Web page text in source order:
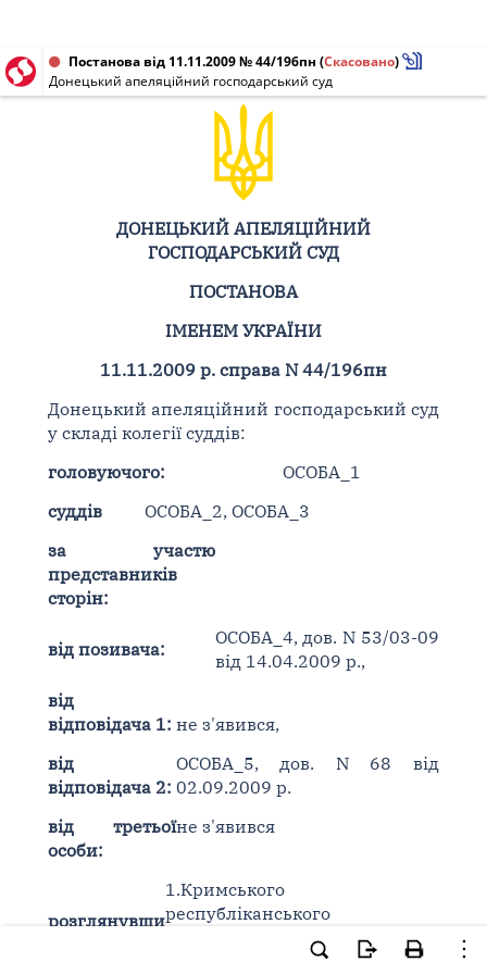
Постанова від 11.11.2009 № 44/196пн (Скасовано)
Донецький апеляційний господарський суд
ДОНЕЦЬКИЙ АПЕЛЯЦІЙНИЙ
ГОСПОДАРСЬКИЙ СУД
ПОСТАНОВА
ІМЕНЕМ УКРАЇНИ
11.11.2009 р. справа N 44/196пн
Донецький апеляційний господарський суд
у складі колегії суддів:
головуючого:
ОСОБА_1
суддів
ОСОБА_2, ОСОБА_3
за участю
представників
сторін:
від позивача:
ОСОБА_4, дов. N 53/03-09
від 14.04.2009 р.,
від
відповідача 1:
від
відповідача 2:
від третьої
особи:
не з'явився,
ОСОБА_5, дов. N 68 від
02.09.2009 р.
не з'явився
розглянувши
1.Кримського
республіканського
підприємства "Виробниче
підприємство водопровідно-